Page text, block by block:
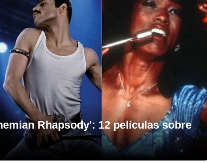
Rhapsody': 12 películas sobre